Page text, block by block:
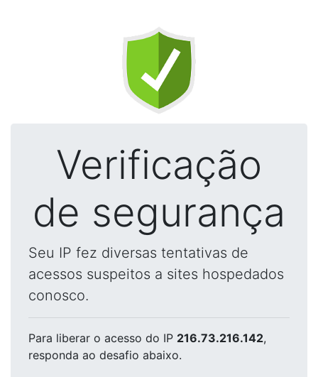
Verificação
de segurança
Seu IP fez diversas tentativas de
acessos suspeitos a sites hospedados
conosco.
Para liberar o acesso do IP 216.73.216.142,
responda ao desafio abaixo.